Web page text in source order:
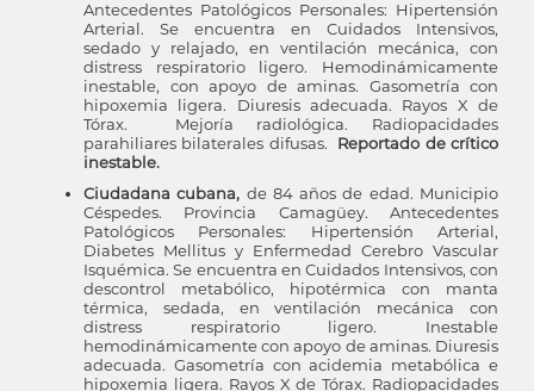
Antecedentes Patológicos Personales: Hipertensión
Arterial. Se encuentra en Cuidados Intensivos,
sedado y relajado, en ventilación mecánica, con
distress respiratorio ligero. Hemodinámicamente
inestable, con apoyo de aminas. Gasometría con
hipoxemia ligera. Diuresis adecuada. Rayos X de
Tórax. Mejoría radiológica. Radiopacidades
parahiliares bilaterales difusas. Reportado de crítico
inestable.
Ciudadana cubana, de 84 años de edad. Municipio
Céspedes. Provincia Camagüey. Antecedentes
Patológicos Personales: Hipertensión Arterial,
Diabetes Mellitus y Enfermedad Cerebro Vascular
Isquémica. Se encuentra en Cuidados Intensivos, con
descontrol metabólico, hipotérmica con manta
térmica, sedada, en ventilación mecánica con
distress respiratorio ligero. Inestable
hemodinámicamente con apoyo de aminas. Diuresis
adecuada. Gasometría con acidemia metabólica e
hipoxemia ligera. Rayos X de Tórax. Radiopacidades